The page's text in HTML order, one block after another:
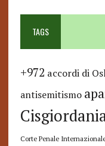
TAGS
+972 accordi di
antisemitismo
Corte Penale